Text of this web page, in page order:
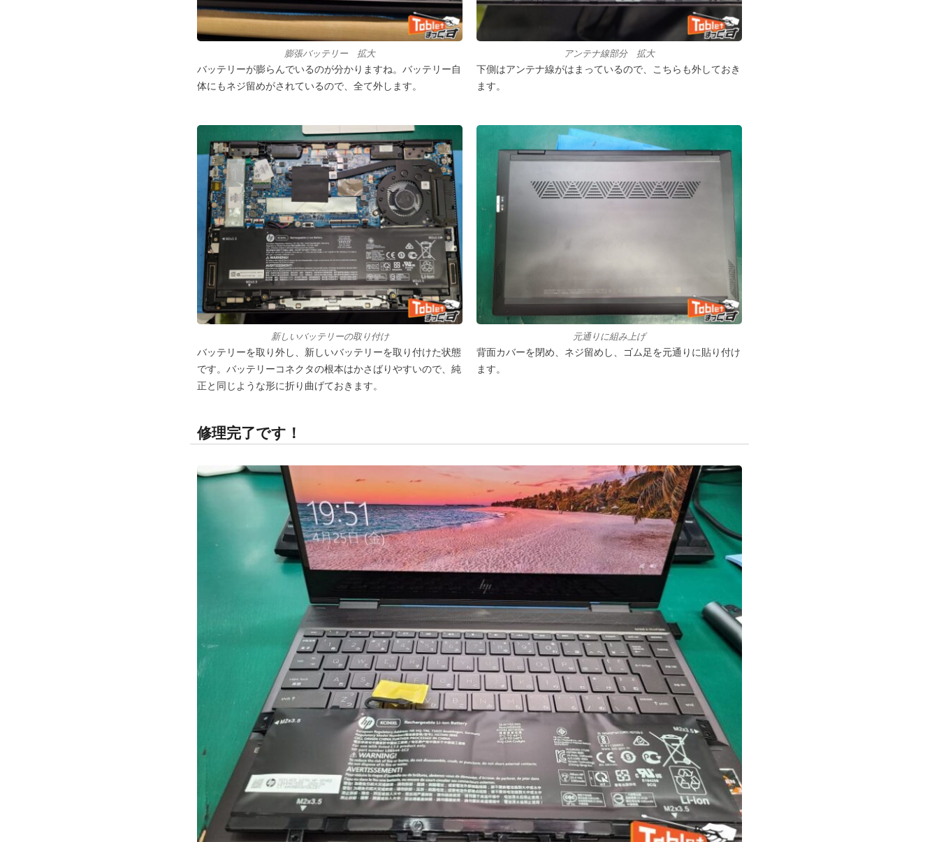
膨張バッテリー 拡大
バッテリーが膨らんでいるのが分かりますね。バッテリー自
体にもネジ留めがされているので、全て外します。
アンテナ線部分 拡大
下側はアンテナ線がはまっているので、こちらも外しておき
ます。
新しいバッテリーの取り付け
バッテリーを取り外し、新しいバッテリーを取り付けた状態
です。バッテリーコネクタの根本はかさばりやすいので、純
正と同じような形に折り曲げておきます。
元通りに組み上げ
背面カバーを閉め、ネジ留めし、ゴム足を元通りに貼り付け
ます。
修理完了です！